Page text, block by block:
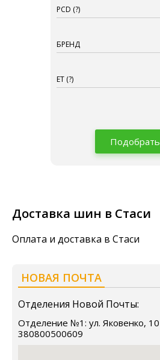
PCD (?)
БРЕНД
ET (?)
Подобрать
Доставка шин в Стаси
Оплата и доставка в Стаси
НОВАЯ ПОЧТА
Отделения Новой Почты:
Отделение №1: ул. Яковенко, 10
380800500609